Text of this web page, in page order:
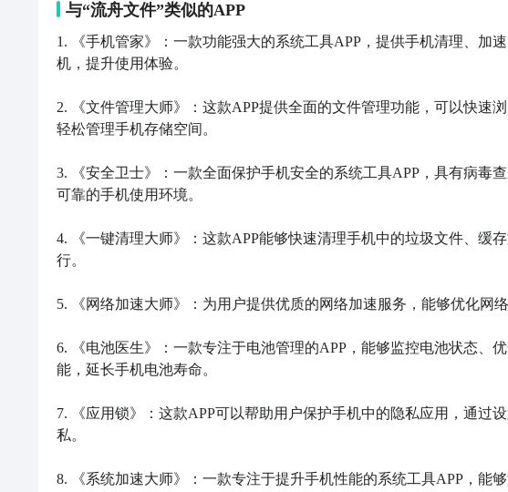
与“流舟文件”类似的APP
1. 《手机管家》：一款功能强大的系统工具APP，提供手机清理、加
机，提升使用体验。
2. 《文件管理大师》：这款APP提供全面的文件管理功能，可以快速
轻松管理手机存储空间。
3. 《安全卫士》：一款全面保护手机安全的系统工具APP，具有病毒
可靠的手机使用环境。
4. 《一键清理大师》：这款APP能够快速清理手机中的垃圾文件、缓
行。
5. 《网络加速大师》：为用户提供优质的网络加速服务，能够优化网
6. 《电池医生》：一款专注于电池管理的APP，能够监控电池状态、
能，延长手机电池寿命。
7. 《应用锁》：这款APP可以帮助用户保护手机中的隐私应用，通过
私。
8. 《系统加速大师》：一款专注于提升手机性能的系统工具APP，能